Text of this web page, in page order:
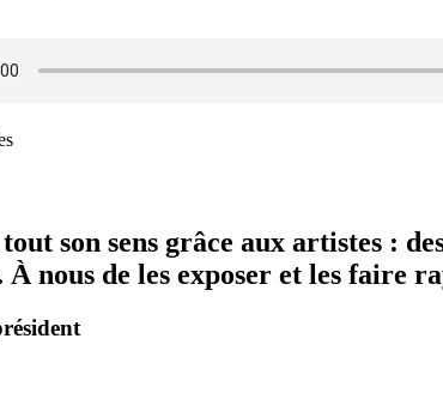
son sens grâce aux artistes :
nous de les exposer et les faire